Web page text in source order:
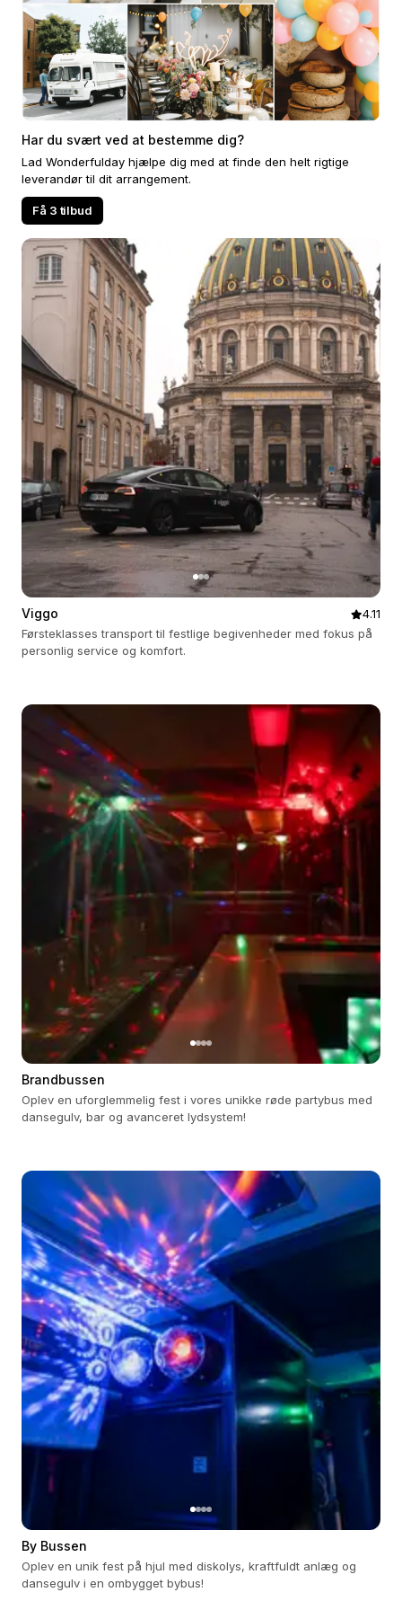
Har du svært ved at bestemme dig?
Lad Wonderfulday hjælpe dig med at finde den helt rigtige
leverandør til dit arrangement.
Få 3 tilbud
Viggo
4.11
Førsteklasses transport til festlige begivenheder med fokus på
personlig service og komfort.
Brandbussen
Oplev en uforglemmelig fest i vores unikke røde partybus med
dansegulv, bar og avanceret lydsystem!
By Bussen
Oplev en unik fest på hjul med diskolys, kraftfuldt anlæg og
dansegulv i en ombygget bybus!